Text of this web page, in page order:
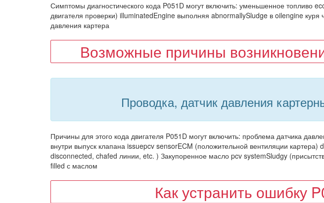
Симптомы диагностического кода P051D могут включить: уменьшенное топливо
двигателя проверки) illuminatedEngine выполняя abnormallySludge в oilengine куря
давления картера
Возможные причины
Проводка, датчик давления
Причины для этого кода двигателя P051D могут включить: проблема датчика
внутри выпуск клапана issuepcv sensorECM (положительной вентиляции
disconnected, chafed линии, etc. ) Закупоренное масло pcv systemSludgy
filled с маслом
Как устранить ошибку